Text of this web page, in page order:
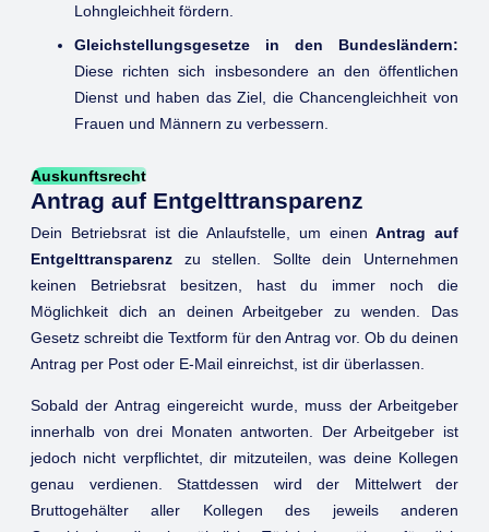
Lohngleichheit fördern.
Gleichstellungsgesetze in den Bundesländern:
Diese richten sich insbesondere an den öffentlichen
Dienst und haben das Ziel, die Chancengleichheit von
Frauen und Männern zu verbessern.
Auskunftsrecht
Antrag auf Entgelttransparenz
Dein Betriebsrat ist die Anlaufstelle, um einenAntrag auf
Entgelttransparenz zu stellen. Sollte dein Unternehmen
keinen Betriebsrat besitzen, hast du immer noch die
Möglichkeit dich an deinen Arbeitgeber zu wenden. Das
Gesetz schreibt die Textform für den Antrag vor. Ob du deinen
Antrag per Post oder E-Mail einreichst, ist dir überlassen.
Sobald der Antrag eingereicht wurde, muss der Arbeitgeber
innerhalb von drei Monaten antworten. Der Arbeitgeber ist
jedoch nicht verpflichtet, dir mitzuteilen, was deine Kollegen
genau verdienen. Stattdessen wird der Mittelwert der
Bruttogehälter aller Kollegen des jeweils anderen